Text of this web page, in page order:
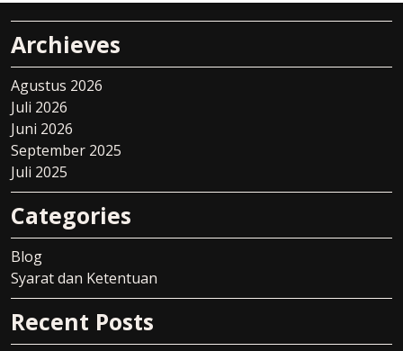
Archieves
Agustus 2026
Juli 2026
Juni 2026
September 2025
Juli 2025
Categories
Blog
Syarat dan Ketentuan
Recent Posts